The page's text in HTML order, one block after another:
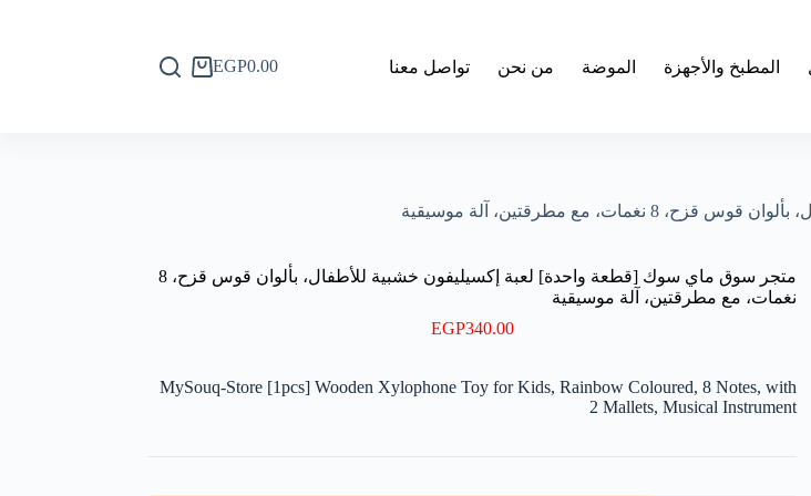
المطبخ والأجهزة الموضة من نحن تواصل معنا
عربةEGP0.00
مع مطرقتين، آلة موسيقية
متجر سوق ماي سوك [قطعة واحدة] لعبة إكسيليفون خشبية للأطفال، بألوان قوس قزح، 8
نغمات، مع مطرقتين، آلة موسيقية
EGP340.00
MySouq-Store [1pcs] Wooden Xylophone Toy for Kids, Rainbow Coloured, 8 Notes, with
2 Mallets, Musical Instrument